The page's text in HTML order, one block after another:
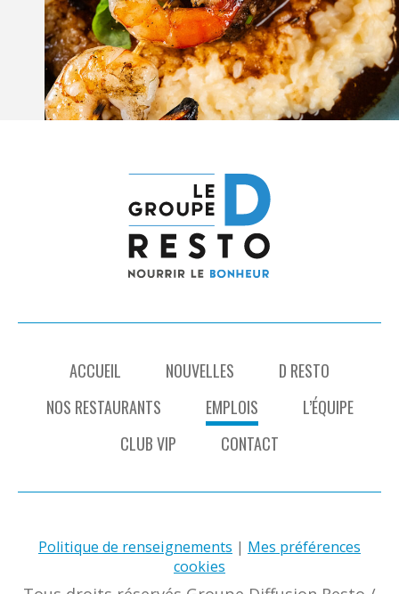
ACCUEIL NOUVELLES
D RESTO
NOS RESTAURANTS
EMPLOIS
L’ÉQUIPE
CLUB VIP
CONTACT
Politique de renseignements | Mes préférences
cookies